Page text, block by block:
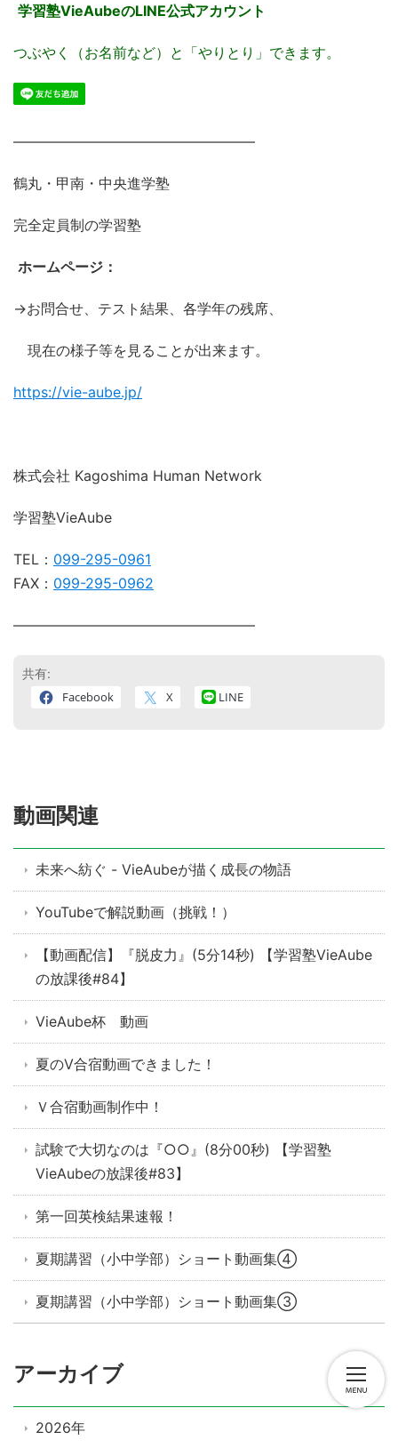
学習塾VieAubeのLINE公式アカウント
つぶやく（お名前など）と「やりとり」できます。
―――――――――――――――――
鶴丸・甲南・中央進学塾
完全定員制の学習塾
ホームページ：
→お問合せ、テスト結果、各学年の残席、
現在の様子等を見ることが出来ます。
https://vie-aube.jp/
株式会社 Kagoshima Human Network
学習塾VieAube
TEL： 099-295-0961
FAX： 099-295-0962
―――――――――――――――――
共有:
Facebook X LINE
動画関連
未来へ紡ぐ - VieAubeが描く成長の物語
YouTubeで解説動画（挑戦！）
【動画配信】『脱皮力』(5分14秒) 【学習塾VieAube
の放課後#84】
VieAube杯 動画
夏のV合宿動画できました！
Ｖ合宿動画制作中！
試験で大切なのは『○○』(8分00秒) 【学習塾
VieAubeの放課後#83】
第一回英検結果速報！
夏期講習（小中学部）ショート動画集④
夏期講習（小中学部）ショート動画集③
アーカイブ
2026年